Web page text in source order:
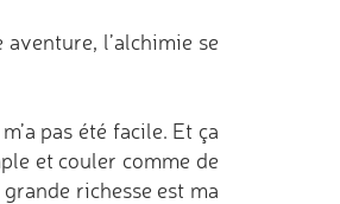
l’alchimie se
pas été facile. Et ça
et couler comme de
richesse est ma